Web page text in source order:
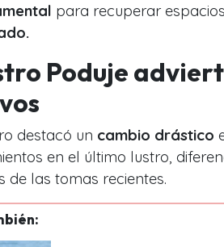
para recuperar
Poduje
destacó un cambio drástico
en el último lustro,
de las tomas recientes.